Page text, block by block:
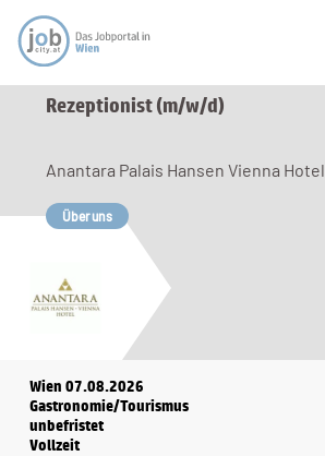
Rezeptionist (m/w/d)
Anantara Palais Hansen Vienna Hotel
Über uns
Wien 07.08.2026
Gastronomie/Tourismus
unbefristet
Vollzeit